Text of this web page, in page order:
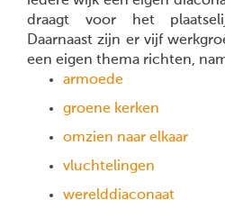
draagt voor het
Daarnaast zijn er vijf
een eigen thema richten,
armoede
groene kerken
omzien naar elkaar
vluchtelingen
werelddiaconaat